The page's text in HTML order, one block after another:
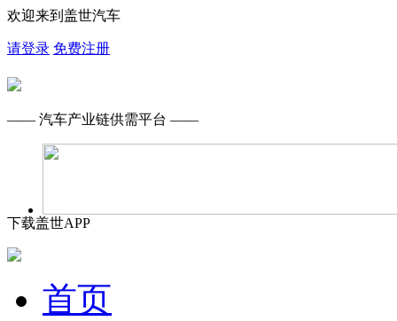
欢迎来到盖世汽车
请登录 免费注册
—— 汽车产业链供需平台 ——
下载盖世APP
首页